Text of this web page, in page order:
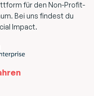
für den Non-Profit-
Bei uns findest du
Impact.